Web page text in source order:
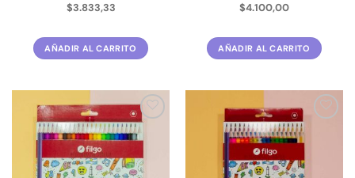
$3.833,33
AÑADIR AL CARRITO
$4.100,00
AÑADIR AL CARRITO
Añadir
a la
deseos
deseos